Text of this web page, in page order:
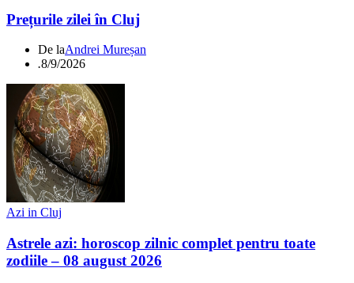
Prețurile zilei în Cluj
De laAndrei Mureșan
.8/9/2026
Azi in Cluj
Astrele azi: horoscop zilnic complet pentru toate
zodiile – 08 august 2026